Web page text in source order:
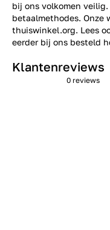
bij ons volkomen
betaalmethodes. Onze
thuiswinkel.org. Lees
eerder bij ons besteld
Klantenreviews
0 reviews